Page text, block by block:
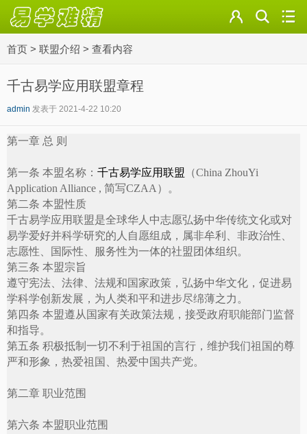
首页 > 联盟介绍 > 查看内容
千古易学应用联盟章程
admin 发表于 2021-4-22 10:20
第一章 总 则
第一条 本盟名称： 千古易学应用联盟 （China ZhouYi
Application Alliance , 简写CZAA ）。
第二条 本盟性质
千古易学应用联盟是全球华人中志愿弘扬中华传统文化或对
易学爱好并科学研究的人自愿组成，属非牟利、非政治性、
志愿性、国际性、服务性为一体的社盟团体组织。
第三条 本盟宗旨
遵守宪法、法律、法规和国家政策，弘扬中华文化，促进易
学科学创新发展，为人类和平和进步尽绵薄之力。
第四条 本盟遵从国家有关政策法规，接受政府职能部门监督
和指导。
第五条 积极抵制一切不利于祖国的言行，维护我们祖国的尊
严和形象，热爱祖国、热爱中国共产党。
第二章 职业范围
第六条 本盟职业范围